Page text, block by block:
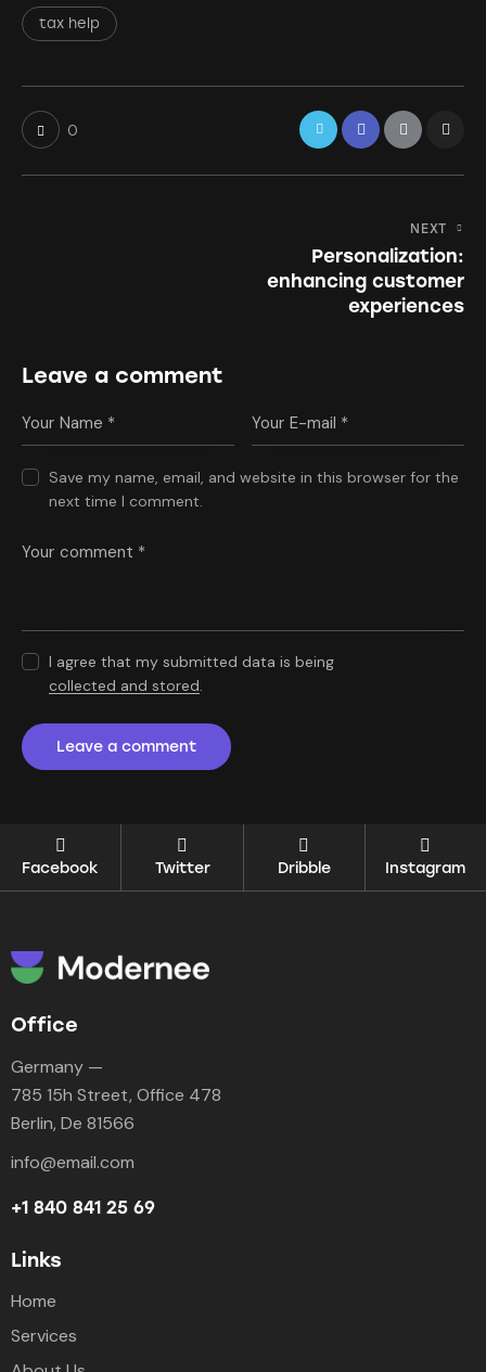
tax help
0
NEXT
Personalization:
enhancing customer
experiences
Leave a comment
Save my name, email, and website in this browser for the
next time I comment.
I agree that my submitted data is being
collected and stored.
Facebook Twitter Dribble Instagram
Office
Germany —
785 15h Street, Office 478
Berlin, De 81566
info@email.com
+1 840 841 25 69
Links
Home
Services